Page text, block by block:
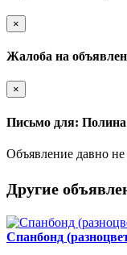
×
Жалоба на
×
Письмо для: Полина
Объявление давно не
Другие
Спанбонд